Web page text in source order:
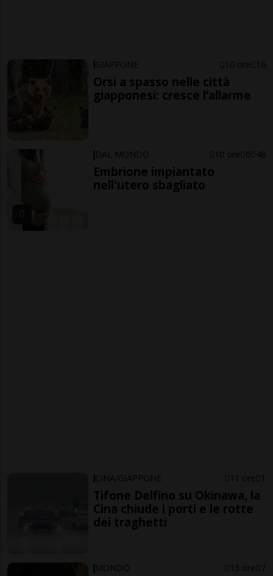
GIAPPONE 10 ore 16
Orsi a spasso nelle città
giapponesi: cresce l’allarme
DAL MONDO 10 ore 6 48
Embrione impiantato
nell'utero sbagliato
CINA/GIAPPONE 11 ore 1
Tifone Delfino su Okinawa, la
Cina chiude i porti e le rotte
dei traghetti
MONDO 13 ore 7